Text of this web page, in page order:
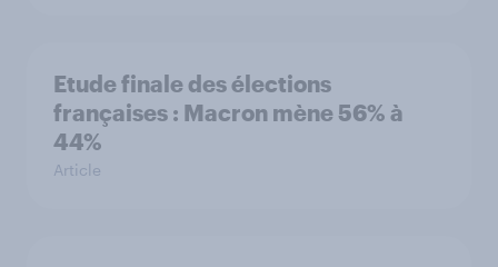
Etude finale des élections
françaises : Macron mène 56% à
44%
Article